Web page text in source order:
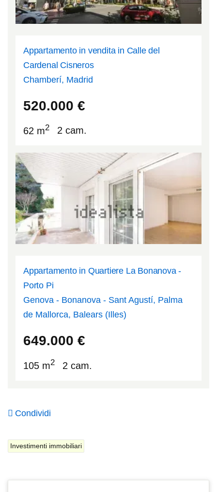
Appartamento in vendita in Calle del
Cardenal Cisneros
Chamberí, Madrid
520.000 €
62 m2 2 cam.
Appartamento in Quartiere La Bonanova -
Porto Pi
Genova - Bonanova - Sant Agustí, Palma
de Mallorca, Balears (Illes)
649.000 €
105 m2 2 cam.
Condividi
Investimenti immobiliari